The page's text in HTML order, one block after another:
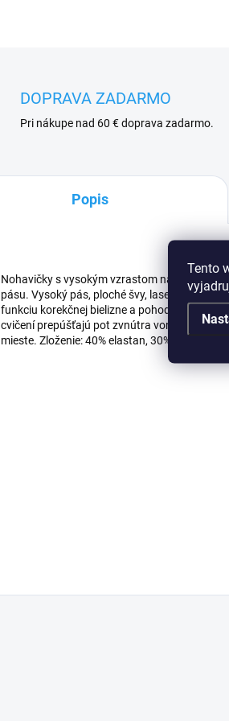
Tento
DOPRAVA ZADARMO
Pri nákupe nad 60 € doprava zadarmo.
Popis
Nohavičky s vysokým vzrastom na
pásu. Vysoký pás, ploché švy, laserový strih.
funkciu korekčnej bielizne a pohodlie pri
cvičení prepúšťajú pot zvnútra von a
mieste. Zloženie: 40% elastan, 30%